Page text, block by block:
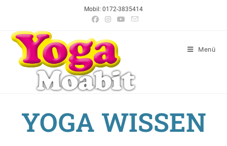
Mobil: 0172-3835414
Menü
YOGA WISSEN